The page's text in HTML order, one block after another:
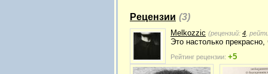
Рецензии (3)
Melkozzic (рецензий: 4 ,
Это настолько
Рейтинг рецензии: +5